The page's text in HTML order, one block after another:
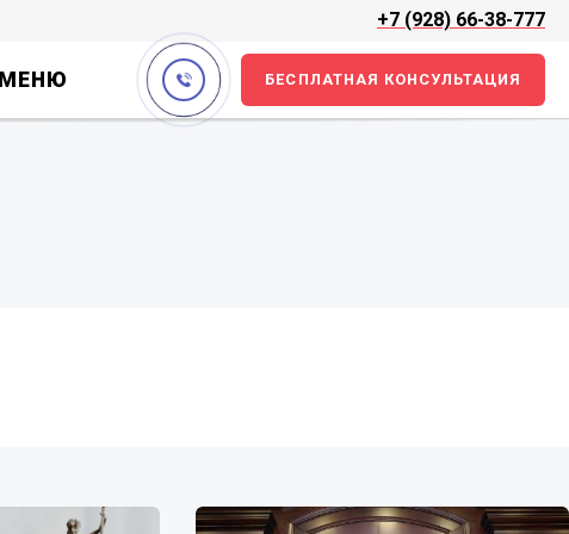
+7 (928) 66-38-777
МЕНЮ БЕСПЛАТНАЯ КОНСУЛЬТАЦИЯ